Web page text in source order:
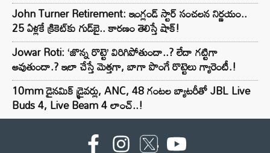
John Turner Retirement: ఇంగ్లండ్ స్టార్ సంచలన నిర్ణయం..
25 ఏళ్లకే క్రికెట్‌కు గుడ్‌బై.. కారణం తెలిస్తే షాక్!
Jowar Roti: ‘జొన్న రొట్టె’ విరిగిపోతుందా..? లేదా గట్టిగా
అవుతుందా.? ఇలా చేస్తే మెత్తగా, బాగా పొంగే రొట్టెలు గ్యారెంటీ.!
10mm డైనమిక్ డ్రైవర్లు, ANC, 48 గంటల బ్యాటరీతో JBL Live
Buds 4, Live Beam 4 లాంచ్..!